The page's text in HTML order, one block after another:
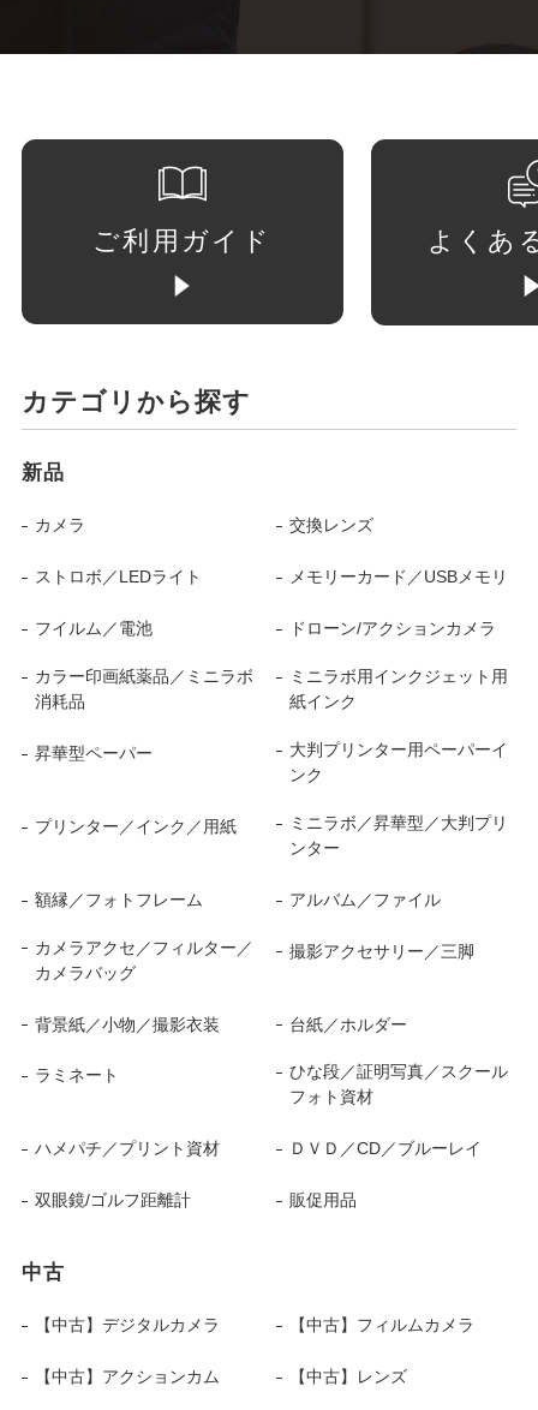
ご利用ガイド よくあ
カテゴリから探す
新品
カメラ 交換レンズ
ストロボ／LEDライト メモリーカード／USBメモリ
フイルム／電池 ドローン/アクションカメラ
カラー印画紙薬品／ミニラボ
消耗品
ミニラボ用インクジェット用
紙インク
昇華型ペーパー
大判プリンター用ペーパーイ
ンク
プリンター／インク／用紙
ミニラボ／昇華型／大判プリ
ンター
額縁／フォトフレーム アルバム／ファイル
カメラアクセ／フィルター／
カメラバッグ
撮影アクセサリー／三脚
背景紙／小物／撮影衣装 台紙／ホルダー
ラミネート
ひな段／証明写真／スクール
フォト資材
ハメパチ／プリント資材 ＤＶＤ／CD／ブルーレイ
双眼鏡/ゴルフ距離計 販促用品
中古
【中古】デジタルカメラ 【中古】フィルムカメラ
【中古】アクションカム 【中古】レンズ